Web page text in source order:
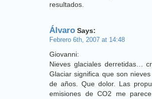
resultados.
Álvaro Says:
Febrero 6th, 2007 at 14:48
Giovanni:
Nieves glaciales derretidas…
Glaciar significa que son
de años. Que dolor. Las
emisiones de CO2 me